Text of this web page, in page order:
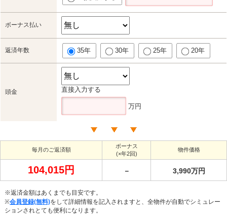
ボーナス払い
返済年数 35年 30年 25年 20年
頭金 直接入力する
万円
毎月のご返済額
ボーナス
(×年2回)
物件価格
104,015円 － 3,990万円
※返済金額はあくまでも目安です。
※会員登録(無料)をして詳細情報を記入されますと、全物件が自動でシミュレー
ションされとても便利になります。